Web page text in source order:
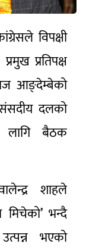
विपक्षी
प्रतिपक्ष
आङ्देम्बेको
दलको
लागि बैठक
शाहले
मिचेको’ भन्दै
भएको